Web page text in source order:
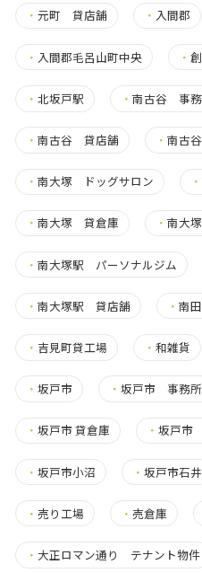
・ 元町 貸店舗 ・ 入間郡
・ 入間郡毛呂山町中央 ・
・ 北坂戸駅 ・南古谷 事
・ 南古谷 貸店舗 ・南古
・ 南大塚 ドッグサロン ・
・ 南大塚 貸倉庫 ・南大
・ 南大塚駅 パーソナルジム
・ 南大塚駅 貸店舗 ・南
・ 吉見町貸工場 ・和雑貨
・ 坂戸市 ・坂戸市 事務所
・ 坂戸市 貸倉庫 ・坂戸市
・ 坂戸市小沼 ・坂戸市石井
・ 売り工場 ・ 売倉庫
・ 大正ロマン通り テナント物件